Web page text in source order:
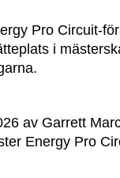
Pro Circuit-
i
av Garrett
Energy Pro